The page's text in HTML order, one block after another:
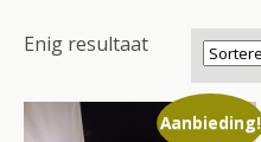
Enig resultaat
Aanbieding!